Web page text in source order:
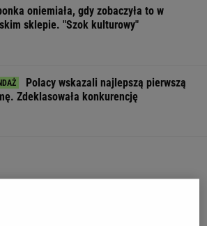
oniemiała, gdy zobaczyła to w
sklepie. "Szok kulturowy"
Polacy wskazali najlepszą pierwszą
Zdeklasowała konkurencję